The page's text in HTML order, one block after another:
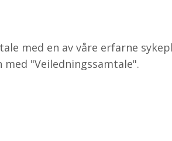
med en av våre erfarne
med "Veiledningssamtale".